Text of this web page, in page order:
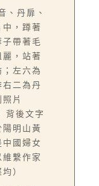
、丹扉、
，蹲著
子帶著毛
麗，站著
左六為
二為丹
片
背後文字
陽明山黃
中國婦女
繫作家
）